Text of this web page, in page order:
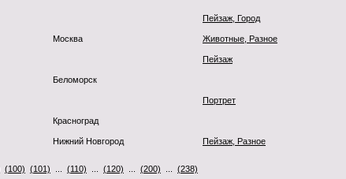
Пейзаж, Город
Москва Животные, Разное
Пейзаж
Беломорск
Портрет
Красноград
Нижний Новгород Пейзаж, Разное
(100) (101) (110) (120) (200) (238)